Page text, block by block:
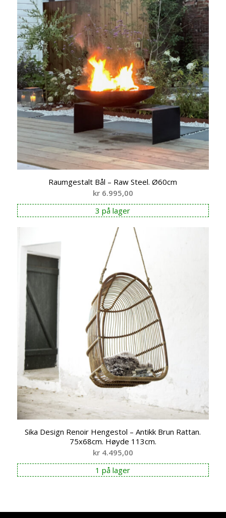
Raumgestalt Bål – Raw Steel. Ø60cm
kr6.995,00
3 på lager
Sika Design Renoir Hengestol – Antikk Brun Rattan.
75x68cm. Høyde 113cm.
kr4.495,00
1 på lager